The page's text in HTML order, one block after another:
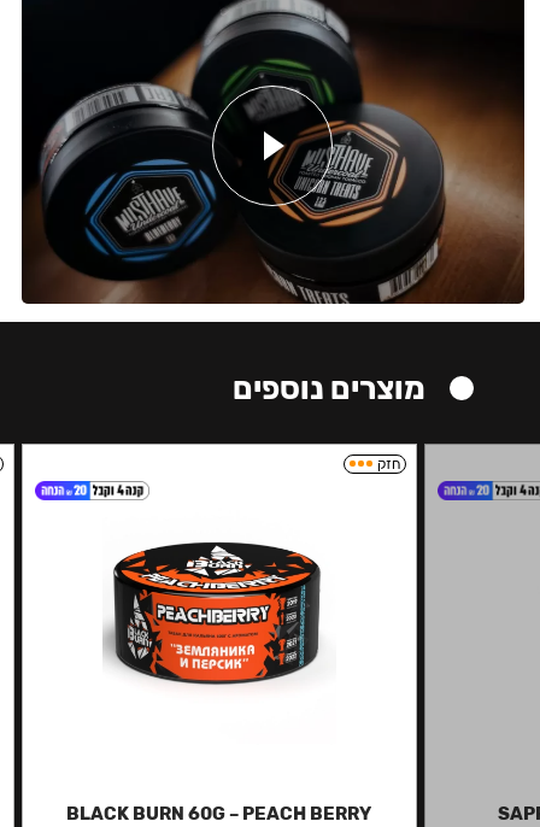
מוצרים נוספים
חזק
BLACK BURN 60G – PEACH BERRY